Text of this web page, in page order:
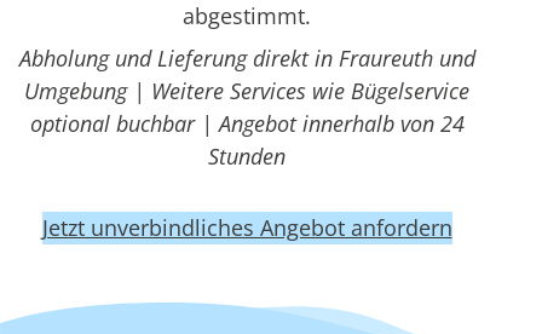
abgestimmt.
Abholung und Lieferung direkt in Fraureuth und
Umgebung | Weitere Services wie Bügelservice
optional buchbar | Angebot innerhalb von 24
Stunden
Jetzt unverbindliches Angebot anfordern